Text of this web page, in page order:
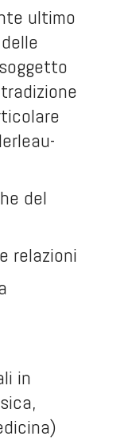
ultimo
del
relazioni
in